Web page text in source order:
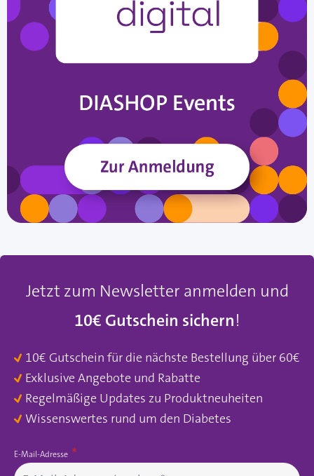
Jetzt zum Newsletter anmelden und
10€ Gutschein sichern!
10€ Gutschein für die nächste Bestellung über 60€
Exklusive Angebote und Rabatte
Regelmäßige Updates zu Produktneuheiten
Wissenswertes rund um den Diabetes
E-Mail-Adresse